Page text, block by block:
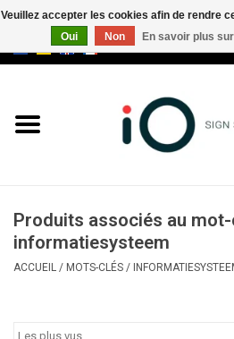
Marques
Appelez-nous au +32 3 353 67
Produits associés au
informatiesysteem
ACCUEIL / MOTS-CLÉS /
Veuillez accepter les cookies afin de rendre
Oui
Non En savoir plus